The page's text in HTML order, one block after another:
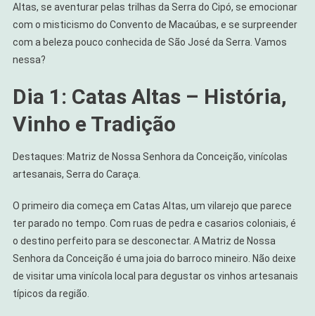
Altas, se aventurar pelas trilhas da Serra do Cipó, se emocionar
com o misticismo do Convento de Macaúbas, e se surpreender
com a beleza pouco conhecida de São José da Serra. Vamos
nessa?
Dia 1: Catas Altas – História,
Vinho e Tradição
Destaques: Matriz de Nossa Senhora da Conceição, vinícolas
artesanais, Serra do Caraça.
O primeiro dia começa em Catas Altas, um vilarejo que parece
ter parado no tempo. Com ruas de pedra e casarios coloniais, é
o destino perfeito para se desconectar. A Matriz de Nossa
Senhora da Conceição é uma joia do barroco mineiro. Não deixe
de visitar uma vinícola local para degustar os vinhos artesanais
típicos da região.